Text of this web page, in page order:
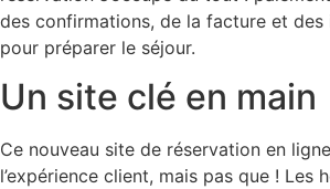
des confirmations, de la facture et
pour préparer le séjour.
Un site clé en main
Ce nouveau site de réservation en
l’expérience client, mais pas que ! Les